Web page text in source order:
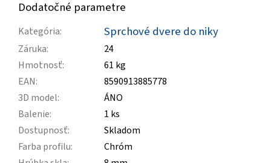
Dodatočné parametre
Kategória: Sprchové dvere do niky
Záruka:
24
Hmotnosť:
61 kg
EAN:
8590913885778
3D model:
ÁNO
Balenie:
1 ks
Dostupnosť:
Skladom
Farba profilu:
Chróm